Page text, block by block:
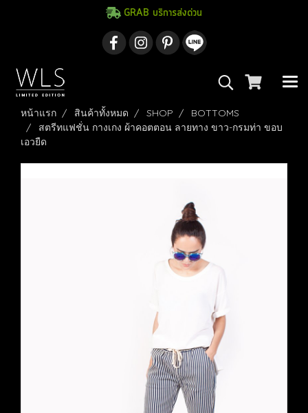
GRAB บริการส่งด่วน
หน้าแรก สินค้าทั้งหมด SHOP
BOTTOMS
สตรีทแฟชั่น กางเกง ผ้าคอตตอน ลายทาง ขาว-กรมท่า ขอบ
เอวยืด